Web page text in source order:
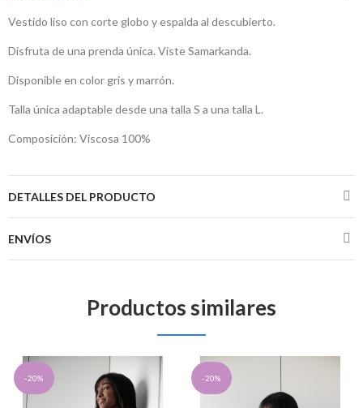
Vestido liso con corte globo y espalda al descubierto.
Disfruta de una prenda única. Viste Samarkanda.
Disponible en color gris y marrón.
Talla única adaptable desde una talla S a una talla L.
Composición: Viscosa 100%
DETALLES DEL PRODUCTO
ENVÍOS
Productos similares
-20% -20%